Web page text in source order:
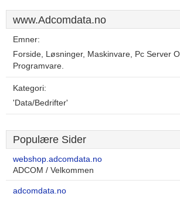
www.Adcomdata.no
Emner:
Forside, Løsninger, Maskinvare, Pc Server
Programvare.
Kategori:
'Data/Bedrifter'
Populære Sider
webshop.adcomdata.no
ADCOM / Velkommen
adcomdata.no